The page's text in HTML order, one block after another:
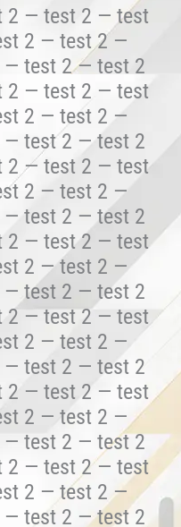
2 — test 2 — test
2 — test 2 —
test 2 — test 2
2 — test 2 — test
2 — test 2 —
test 2 — test 2
2 — test 2 — test
2 — test 2 —
test 2 — test 2
2 — test 2 — test
2 — test 2 —
test 2 — test 2
2 — test 2 — test
2 — test 2 —
test 2 — test 2
2 — test 2 — test
2 — test 2 —
test 2 — test 2
2 — test 2 — test
2 — test 2 —
test 2 — test 2